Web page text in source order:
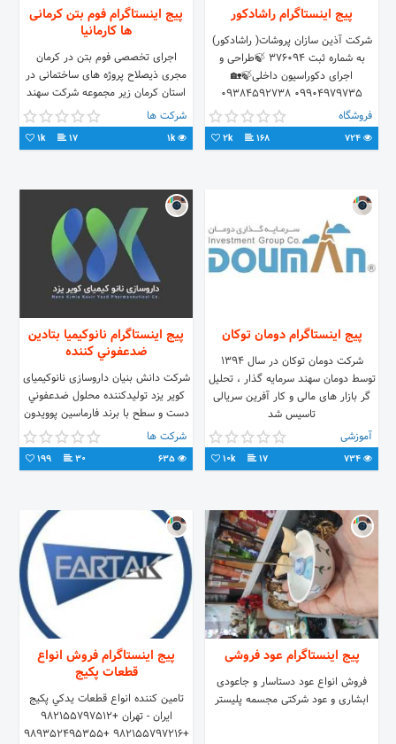
پیج اینستاگرام راشادکور
شرکت آذین سازان پروشات( راشادکور)
به شماره ثبت ۳۷۶۰۹۴ 🍃طراحی و
اجرای دکوراسیون داخلی🍃🏡
09904979735 09384592738
02144079150
فروشگاه
168
2k
پیج اینستاگرام فوم بتن کرمانی
ها کارمانیا
اجرای تخصصی فوم بتن در کرمان
مجری ذیصلاح پروژه های ساختمانی در
استان کرمان زیر مجموعه شرکت سهند
آروین با مدیریت مهندس اسماعیل پور
تماس:09133407721
شرکت ها
1k
17
1k
پیج اینستاگرام دومان توکان
شرکت دومان توکان در سال ۱۳۹۴
توسط دومان سهند سرمایه گذار ، تحلیل
گر بازار های مالی و کار آفرین سریالی
تاسیس شد
آموزشی
17
10k
پیج اینستاگرام نانوكيميا بتادين
ضدعفوني كننده
شرکت دانش بنیان داروسازی نانوکیمیای
کویر یزد توليدكننده محلول ضدعفوني
دست و سطح با برند فارماسين پوويدون
آيوداين(بتادين) با برند فارمادين
03538411375
شرکت ها
30
199
پیج اینستاگرام عود فروشی
فروش انواع عود دستاسار و جاعودی
ابشاری و عود شرکتی مجسمه پلیستر
پیج اینستاگرام فروش انواع
قطعات پكيج
تامين كننده انواع قطعات يدكي پكيج
ايران - تهران +982155797512
+982155797216 +989352495355